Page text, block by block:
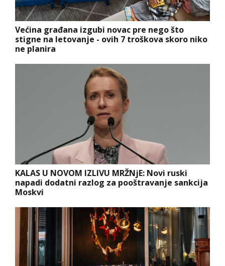
Većina građana izgubi novac pre nego što
stigne na letovanje - ovih 7 troškova skoro niko
ne planira
KALAS U NOVOM IZLIVU MRŽNjE: Novi ruski
napadi dodatni razlog za pooštravanje sankcija
Moskvi